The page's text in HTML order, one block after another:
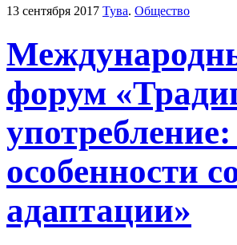
13 сентября 2017 Тува. Общество
форум
особенности
адаптации»